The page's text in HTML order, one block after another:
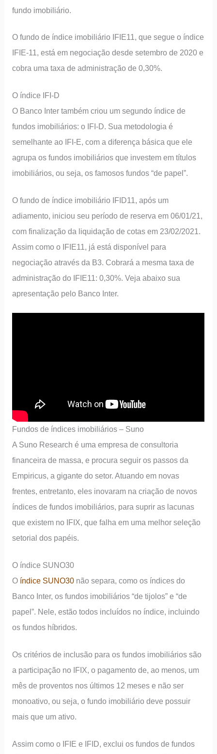
fundo imobiliário.
O fundo de índice imobiliário IFIE11, que segue o índice
IFIE-11, está em negociação desde setembro de 2020 e
cobra uma taxa de administração de 0,30%.
O índice IFI-D
O Banco Inter também criou um segundo índice de
fundos imobiliários: o IFI-D. Sua metodologia é
semelhante ao IFI-E, com a diferença básica que ele
agrupa os fundos imobiliários que investem em títulos
imobiliários, ou seja, os famosos fundos “de papel”.
O fundo de índice imobiliário IFID11, após um
adiamento, iniciou seu período de reserva em 06/01/21,
com finalização da liquidação de cotas em 23/02/2021.
Assim como o IFIE11, já está disponível para
negociação através da B3. Cobrará a mesma taxa de
administração do IFIE11: 0,30%. Veja abaixo sua
apresentação pelo Banco Inter.
Fundos de índices imobiliários – Suno
A Suno Research é uma empresa de consultoria
financeira de massa, e procura seguir os passos da
Empiricus, a gigante do setor. Atuando em novas
frentes, entretanto, eles inovaram na criação de novos
índices de fundos imobiliários, para suprir as lacunas
que existem no IFIX, que falha em uma melhor seleção
setorial dos papéis.
O índice SUNO30
O índice SUNO30 não separa, como os índices do
Banco Inter, os fundos imobiliários “de tijolos” e “de
papel”. Nele, estão todos incluídos no índice, incluindo
os fundos híbridos.
Os critérios de inclusão para os fundos imobiliários são
a participação no IFIX, o pagamento de, ao menos, um
mês de proventos nos últimos 12 meses e não ser
monoativo, ou seja, o fundo imobiliário deve possuir
mais que um ativo.
Assim como o IFIE e IFID, exclui os fundos de fundos